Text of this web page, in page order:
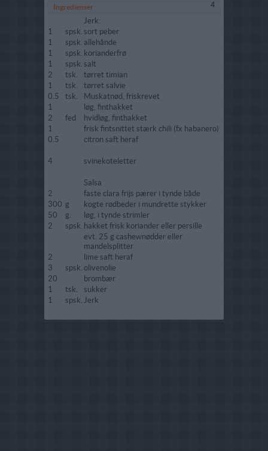
Ingredienser 4
Jerk:
1
spsk. sort peber
1
spsk. allehånde
1
spsk. korianderfrø
1
spsk. salt
2
tsk.
tørret timian
1
tsk.
tørret salvie
0.5
tsk.
Muskatnød, friskrevet
1
løg, finthakket
2
fed
hvidløg, finthakket
1
frisk fintsnittet stærk chili (fx habanero)
0.5
citron saft heraf
4 svinekoteletter
Salsa
2
faste clara frijs pærer i tynde både
300 g
kogte rødbeder i mundrette stykker
50
g.
løg, i tynde strimler
2
spsk. hakket frisk koriander eller persille
evt. 25 g cashewnødder eller
mandelsplitter
2
lime saft heraf
3
spsk. olivenolie
20
brombær
1
tsk.
sukker
1
spsk. Jerk